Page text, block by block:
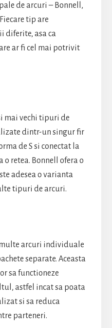
de arcuri – Bonnell,
tip are
diferite, asa ca
ar fi cel mai potrivit
mai vechi tipuri de
dintr-un singur fir
de S si conectat la
o retea. Bonnell ofera o
adesea o varianta
tipuri de arcuri.
arcuri individuale
separate. Aceasta
sa functioneze
astfel incat sa poata
si sa reduca
parteneri.